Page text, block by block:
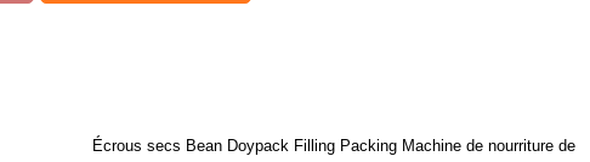
Écrous secs Bean Doypack Filling Packing Machine de nourriture de